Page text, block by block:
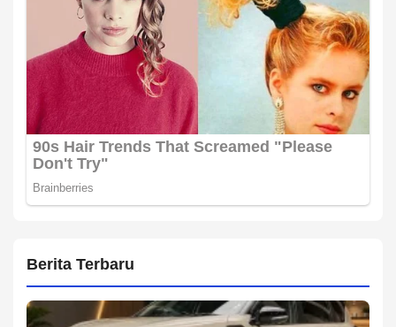
Berita Terbaru